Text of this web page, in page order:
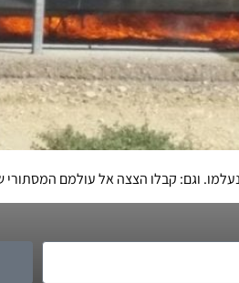
נעלמו. וגם: קבלו הצצה אל עולמם